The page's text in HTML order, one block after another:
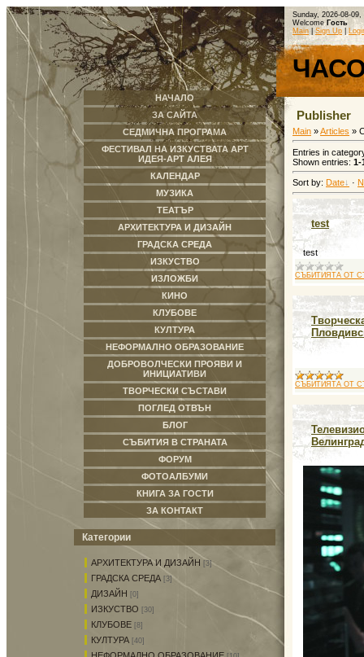
НАЧАЛО
ЗА САЙТА
СЕДМИЧНА ПРОГРАМА
ФЕСТИВАЛ НА ИЗКУСТВАТА АРТ
ИДЕЯ-АРТ АЛЕЯ
КАЛЕНДАР
МУЗИКА
ТЕАТЪР
АРХИТЕКТУРА И ДИЗАЙН
ГРАДСКА СРЕДА
ИЗКУСТВО
ИЗЛОЖБИ
КИНО
КЛУБОВЕ
КУЛТУРА
НЕФОРМАЛНО ОБРАЗОВАНИЕ
ДОБРОВОЛЧЕСКИ ПРОЯВИ И
ИНИЦИАТИВИ
ТВОРЧЕСКИ СЪСТАВИ
ПОГЛЕД ОТВЪН
БЛОГ
СЪБИТИЯ В СТРАНАТА
ФОРУМ
ФОТОАЛБУМИ
КНИГА ЗА ГОСТИ
ЗА КОНТАКТ
Категории
АРХИТЕКТУРА И ДИЗАЙН [3]
ГРАДСКА СРЕДА [3]
ДИЗАЙН [0]
ИЗКУСТВО [30]
КЛУБОВЕ [8]
КУЛТУРА [40]
Sunday, 2026-08-09,
Welcome Гость
Main
Sign Up
Publisher
Main »Articles »
Entries in
Shown entries: 1-
Sort by: Date ·
test
test
СЪБИТИЯТА ОТ
СЪБИТИЯТА ОТ